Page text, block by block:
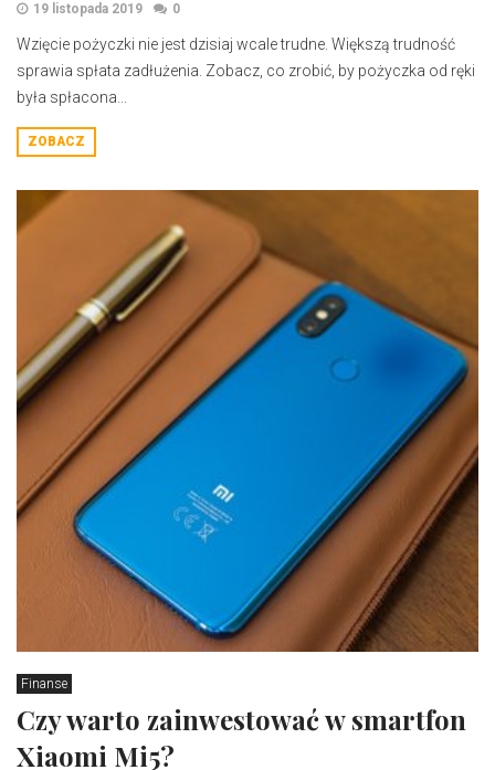
19 listopada 2019 0
​ Wzięcie pożyczki nie jest dzisiaj wcale trudne. Większą trudność
sprawia spłata zadłużenia. Zobacz, co zrobić, by pożyczka od ręki
była spłacona...
ZOBACZ
Finanse
Czy warto zainwestować w smartfon
Xiaomi Mi5?